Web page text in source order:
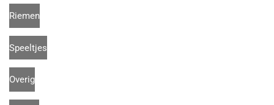
Riemen
Speeltjes
Overig